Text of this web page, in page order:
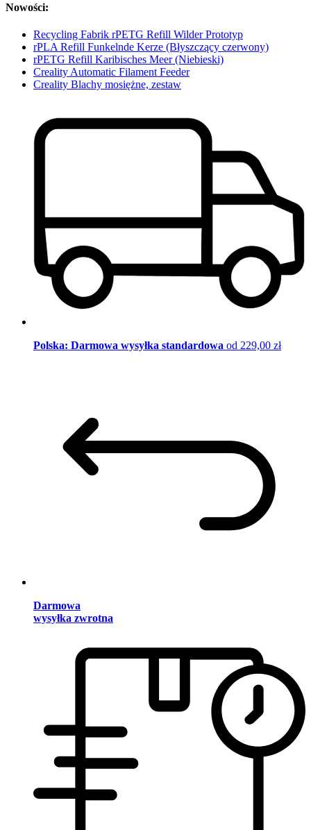
Nowości:
Recycling Fabrik rPETG Refill Wilder Prototyp
rPLA Refill Funkelnde Kerze (Błyszczący czerwony)
rPETG Refill Karibisches Meer (Niebieski)
Creality Automatic Filament Feeder
Creality Blachy mosiężne, zestaw
Polska: Darmowa wysyłka standardowa od 229,00 zł
Darmowa
wysyłka zwrotna